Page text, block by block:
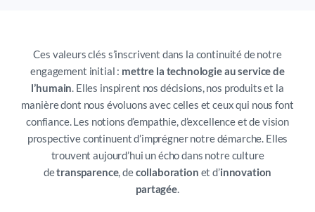
Nous favorisons une communication claire, directe et
ouverte, qui valorise les idées et permet d’agir avec
justesse en interne comme avec nos partenaires.
créativité de nos équipes.
Notre ambition est simple : proposer des
solutions novatrices, utiles, fiables et évolutives, au
service des professionnels RH et paie.
Ces valeurs clés s’inscrivent dans la continuité de notre
engagement initial : mettre la technologie au service de
l’humain. Elles inspirent nos décisions, nos produits et la
manière dont nous évoluons avec celles et ceux qui nous font
confiance.Les notions d’empathie, d’excellence et de vision
prospective continuent d’imprégner notre démarche. Elles
trouvent aujourd’hui un écho dans notre culture
detransparence, decollaboration et d’innovation
partagée.